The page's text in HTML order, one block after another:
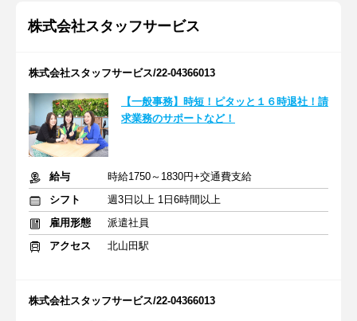
株式会社スタッフサービス
株式会社スタッフサービス/22-04366013
【一般事務】時短！ピタッと１６時退社！請
求業務のサポートなど！
給与
時給1750～1830円+交通費支給
シフト
週3日以上 1日6時間以上
雇用形態
派遣社員
アクセス
北山田駅
株式会社スタッフサービス/22-04366013